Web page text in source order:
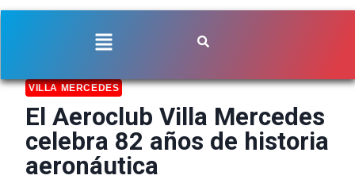
VILLA MERCEDES
El Aeroclub Villa Mercedes
celebra 82 años de historia
aeronáutica